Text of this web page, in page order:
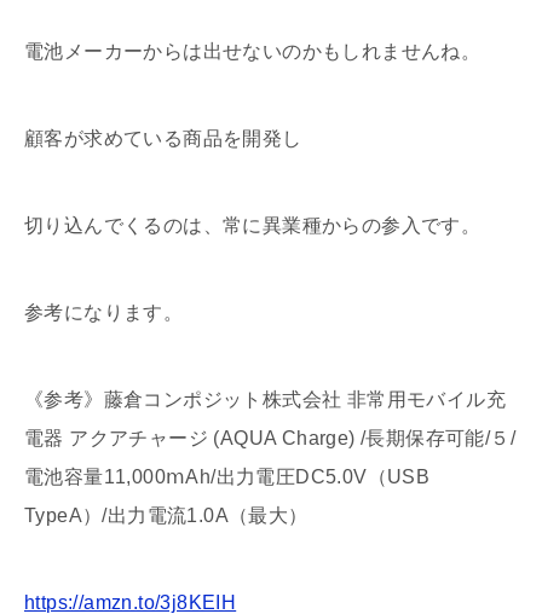
電池メーカーからは出せないのかもしれませんね。
顧客が求めている商品を開発し
切り込んでくるのは、常に異業種からの参入です。
参考になります。
《参考》藤倉コンポジット株式会社 非常用モバイル充
電器 アクアチャージ (AQUA Charge) /長期保存可能/５/
電池容量11,000ⅿAh/出力電圧DC5.0V（USB
TypeA）/出力電流1.0A（最大）
https://amzn.to/3j8KEIH